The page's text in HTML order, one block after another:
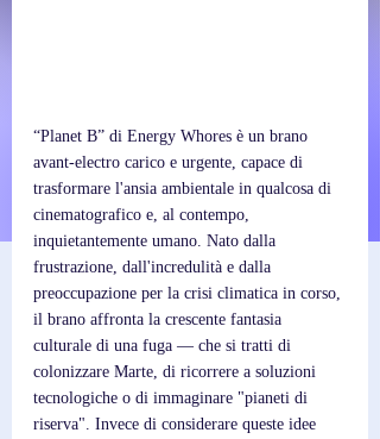
“Planet B” di Energy Whores è un brano
avant-electro carico e urgente, capace di
trasformare l'ansia ambientale in qualcosa di
cinematografico e, al contempo,
inquietantemente umano. Nato dalla
frustrazione, dall'incredulità e dalla
preoccupazione per la crisi climatica in corso,
il brano affronta la crescente fantasia
culturale di una fuga — che si tratti di
colonizzare Marte, di ricorrere a soluzioni
tecnologiche o di immaginare "pianeti di
riserva". Invece di considerare queste idee